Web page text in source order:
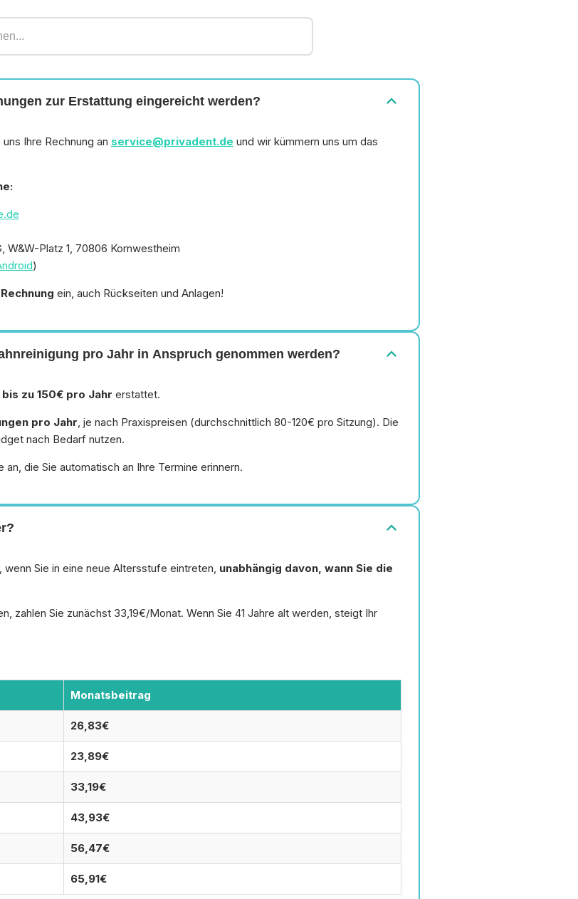
zur Erstattung eingereicht werden? expand_more
Ihre Rechnung an service@privadent.de und wir kümmern uns um das
W&W-Platz 1, 70806 Kornwestheim
)
ein, auch Rückseiten und Anlagen!
pro Jahr in Anspruch genommen werden? expand_more
bis zu 150€ pro Jahr erstattet.
pro Jahr, je nach Praxispreisen (durchschnittlich 80-120€ pro Sitzung). Die
nach Bedarf nutzen.
die Sie automatisch an Ihre Termine erinnern.
expand_more
, wenn Sie in eine neue Altersstufe eintreten, unabhängig davon, wann Sie die
zahlen Sie zunächst 33,19€/Monat. Wenn Sie 41 Jahre alt werden, steigt Ihr
Monatsbeitrag
26,83€
23,89€
33,19€
43,93€
56,47€
65,91€